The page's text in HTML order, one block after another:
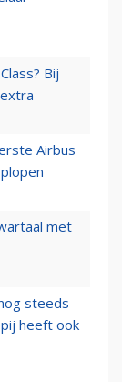
Bij
Airbus
met
steeds
heeft ook